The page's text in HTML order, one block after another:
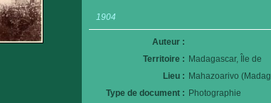
1904
Auteur :
Territoire : Madagascar, Île de
Lieu : Mahazoarivo
Type de document : Photographie